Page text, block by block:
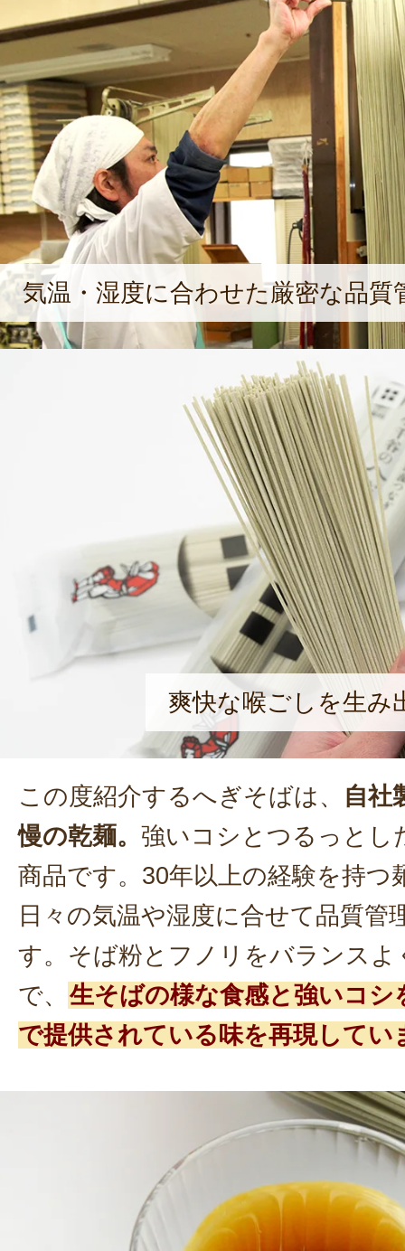
気温・湿度に合わせた厳密な品質
爽快な喉ごしを生み
この度紹介するへぎそばは、 自社
慢の乾麺。 強いコシとつるっとし
商品です。30年以上の経験を持つ
日々の気温や湿度に合せて品質管
す。そば粉とフノリをバランスよ
で、 生そばの様な食感と強いコシ
で提供されている味を再現してい